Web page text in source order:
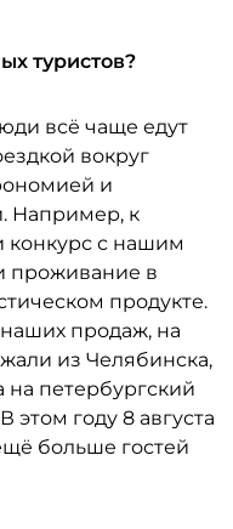
туристов?
всё чаще едут
вокруг
и
Например, к
с нашим
проживание в
продукте.
продаж, на
из Челябинска,
на петербургский
этом году 8 августа
больше гостей